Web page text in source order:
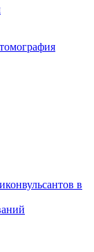
в